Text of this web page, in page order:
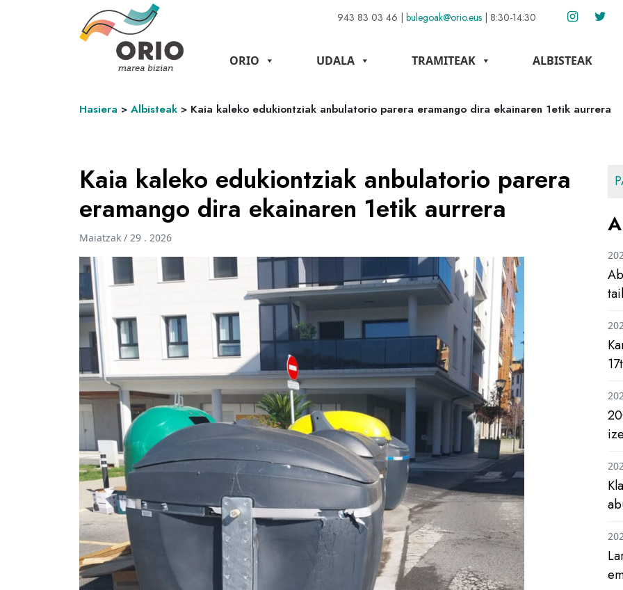
943 83 03 46 | bulegoak@orio.eus | 8:30-14:30
ORIO UDALA TRAMITEAK ALBISTEAK
Hasiera > Albisteak > Kaia kaleko edukiontziak anbulatorio parera eramango dira ekainaren 1etik aurrera
Kaia kaleko edukiontziak anbulatorio parera
eramango dira ekainaren 1etik aurrera
Maiatzak / 29 . 2026